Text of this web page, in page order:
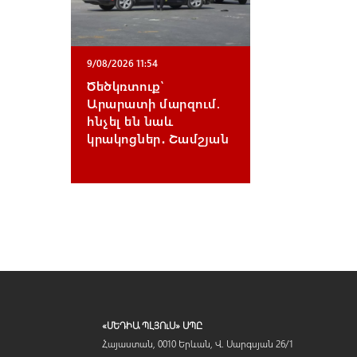
9/08/2026 11:54
Ծեծկռտուք՝
Արարատի մարզում.
հնչել են նաև
կրակոցներ․ Շամշյան
«ՄԵԴԻԱ ՊԼՅՈւՍ» ՍՊԸ
Հայաստան, 0010 Երևան, Վ. Սարգսյան 26/1